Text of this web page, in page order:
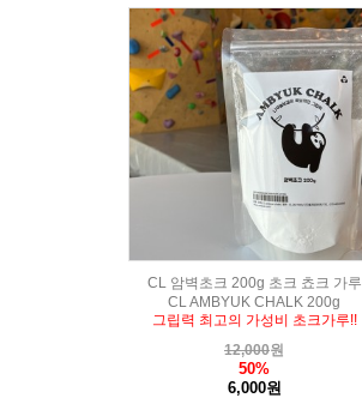
CL 암벽초크 200g 초크 쵸크 가루
CL AMBYUK CHALK 200g
그립력 최고의 가성비 초크가루!!
12,000원
50%
6,000원